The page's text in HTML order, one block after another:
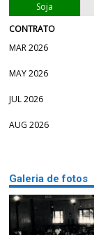
Soja
CONTRATO
MAR 2026
MAY 2026
JUL 2026
AUG 2026
Galeria de fotos